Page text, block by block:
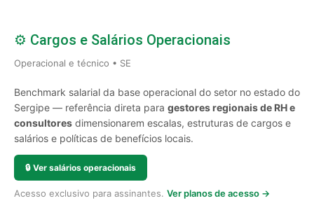
⚙️ Cargos e Salários Operacionais
Operacional e técnico • SE
Benchmark salarial da base operacional do setor no estado do
Sergipe — referência direta para gestores regionais de RH e
consultores dimensionarem escalas, estruturas de cargos e
salários e políticas de benefícios locais.
🔒 Ver salários operacionais
Acesso exclusivo para assinantes. Ver planos de acesso →